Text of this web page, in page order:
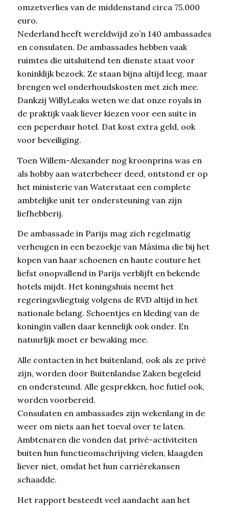
omzetverlies van de middenstand circa 75.000
euro.
Nederland heeft wereldwijd zo’n 140 ambassades
en consulaten. De ambassades hebben vaak
ruimtes die uitsluitend ten dienste staat voor
koninklijk bezoek. Ze staan bijna altijd leeg, maar
brengen wel onderhoudskosten met zich mee.
Dankzij WillyLeaks weten we dat onze royals in
de praktijk vaak liever kiezen voor een suite in
een peperduur hotel. Dat kost extra geld, ook
voor beveiliging.
Toen Willem-Alexander nog kroonprins was en
als hobby aan waterbeheer deed, ontstond er op
het ministerie van Waterstaat een complete
ambtelijke unit ter ondersteuning van zijn
liefhebberij.
De ambassade in Parijs mag zich regelmatig
verheugen in een bezoekje van Máxima die bij het
kopen van haar schoenen en haute couture het
liefst onopvallend in Parijs verblijft en bekende
hotels mijdt. Het koningshuis neemt het
regeringsvliegtuig volgens de RVD altijd in het
nationale belang. Schoentjes en kleding van de
koningin vallen daar kennelijk ook onder. En
natuurlijk moet er bewaking mee.
Alle contacten in het buitenland, ook als ze privé
zijn, worden door Buitenlandse Zaken begeleid
en ondersteund. Alle gesprekken, hoe futiel ook,
worden voorbereid.
Consulaten en ambassades zijn wekenlang in de
weer om niets aan het toeval over te laten.
Ambtenaren die vonden dat privé-activiteiten
buiten hun functieomschrijving vielen, klaagden
liever niet, omdat het hun carrièrekansen
schaadde.
Het rapport besteedt veel aandacht aan het